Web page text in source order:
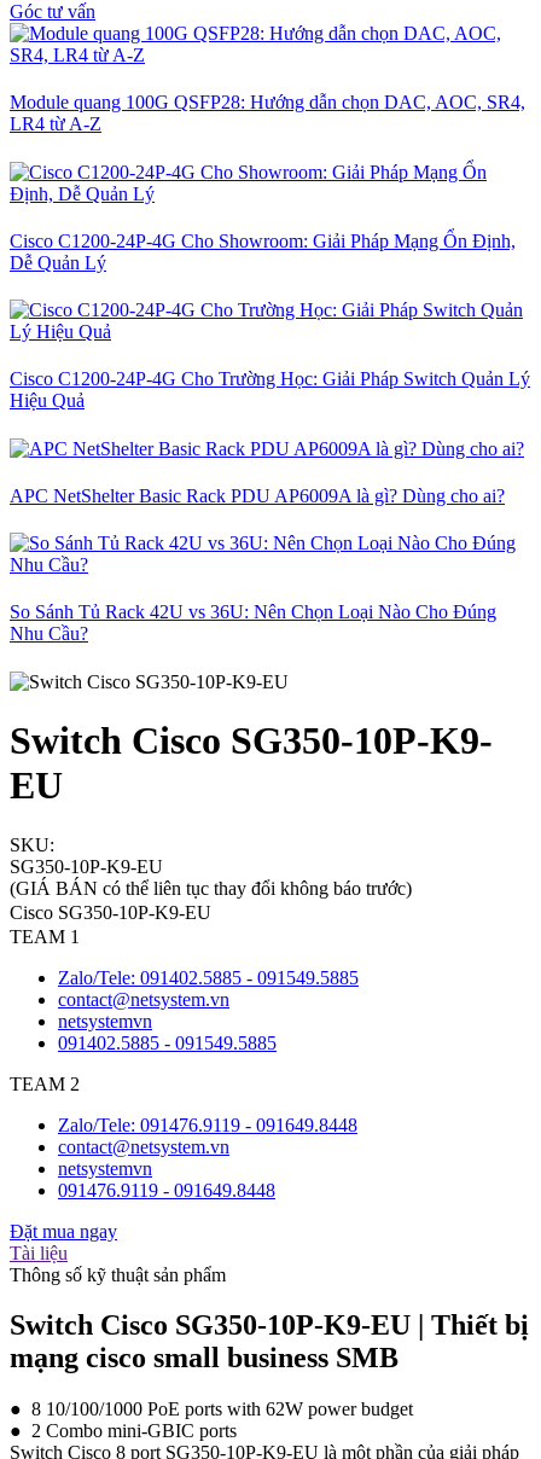
Góc tư vấn
Module quang 100G QSFP28: Hướng dẫn chọn DAC, AOC, SR4,
LR4 từ A-Z
Cisco C1200-24P-4G Cho Showroom: Giải Pháp Mạng Ổn Định,
Dễ Quản Lý
Cisco C1200-24P-4G Cho Trường Học: Giải Pháp Switch Quản Lý
Hiệu Quả
APC NetShelter Basic Rack PDU AP6009A là gì? Dùng cho ai?
So Sánh Tủ Rack 42U vs 36U: Nên Chọn Loại Nào Cho Đúng
Nhu Cầu?
Switch Cisco SG350-10P-K9-
EU
SKU:
SG350-10P-K9-EU
(GIÁ BÁN có thể liên tục thay đổi không báo trước)
Cisco SG350-10P-K9-EU
TEAM 1
Zalo/Tele: 091402.5885 - 091549.5885
contact@netsystem.vn
netsystemvn
091402.5885 - 091549.5885
TEAM 2
Zalo/Tele: 091476.9119 - 091649.8448
contact@netsystem.vn
netsystemvn
091476.9119 - 091649.8448
Đặt mua ngay
Tài liệu
Thông số kỹ thuật sản phẩm
Switch Cisco SG350-10P-K9-EU | Thiết bị
mạng cisco small business SMB
● 8 10/100/1000 PoE ports with 62W power budget
● 2 Combo mini-GBIC ports
Switch Cisco 8 port SG350-10P-K9-EU là một phần của giải pháp